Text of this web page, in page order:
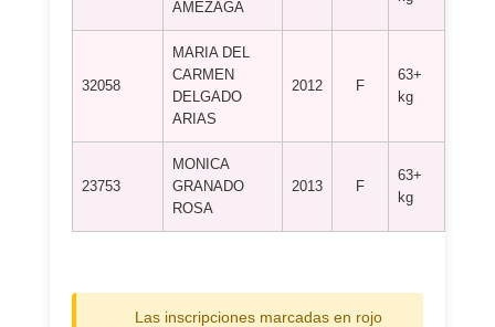
AMEZAGA
32058
MARIA DEL
CARMEN
DELGADO
ARIAS
2012 F
63+
kg
23753
MONICA
GRANADO
ROSA
2013 F
63+
kg
Las inscripciones marcadas en rojo